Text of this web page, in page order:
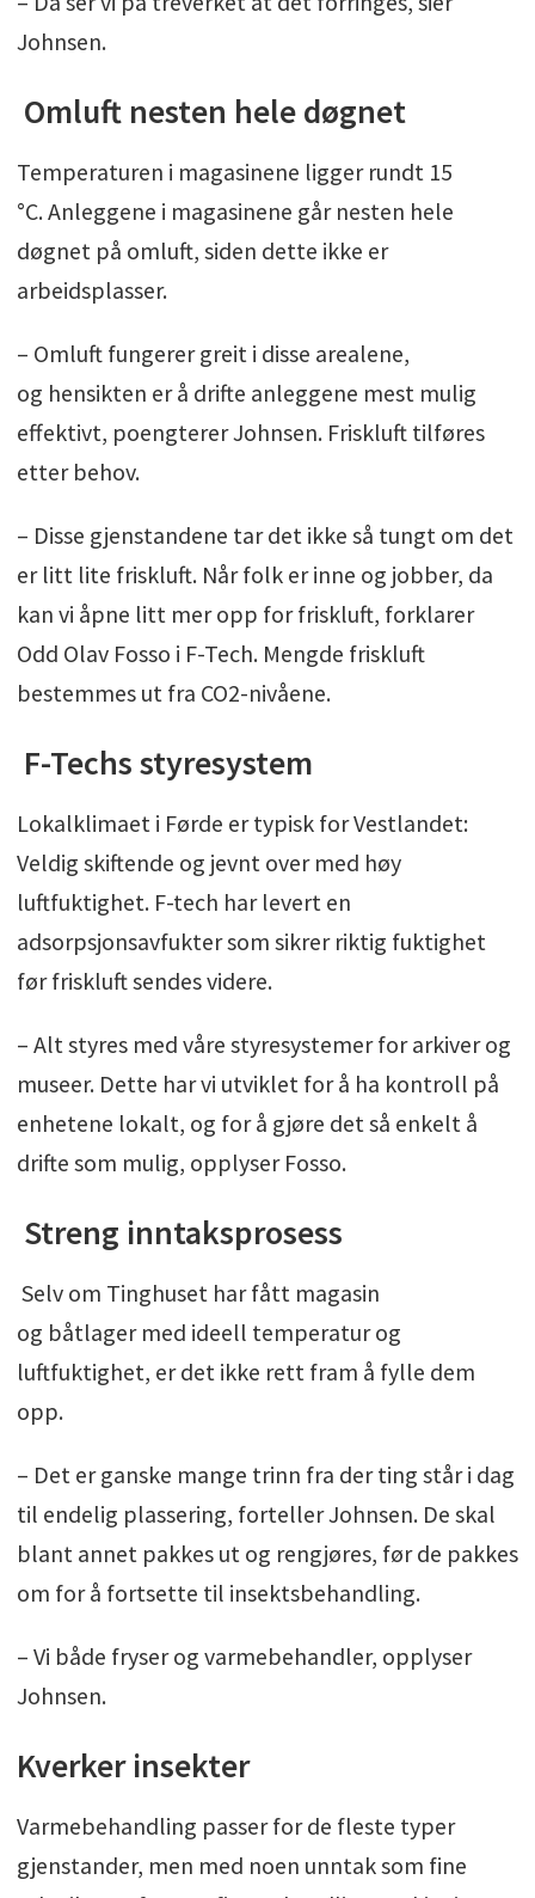
Johnsen.
Omluft nesten hele døgnet
Temperaturen i magasinene ligger rundt 15
°C. Anleggene i magasinene går nesten hele
døgnet på omluft, siden dette ikke er
arbeidsplasser.
– Omluft fungerer greit i disse arealene,
og hensikten er å drifte anleggene mest mulig
effektivt, poengterer Johnsen. Friskluft tilføres
etter behov.
– Disse gjenstandene tar det ikke så tungt om det
er litt lite friskluft. Når folk er inne og jobber, da
kan vi åpne litt mer opp for friskluft, forklarer
Odd Olav Fosso i F-Tech. Mengde friskluft
bestemmes ut fra CO2-nivåene.
F-Techs styresystem
Lokalklimaet i Førde er typisk for Vestlandet:
Veldig skiftende og jevnt over med høy
luftfuktighet. F-tech har levert en
adsorpsjonsavfukter som sikrer riktig fuktighet
før friskluft sendes videre.
– Alt styres med våre styresystemer for arkiver og
museer. Dette har vi utviklet for å ha kontroll på
enhetene lokalt, og for å gjøre det så enkelt å
drifte som mulig, opplyser Fosso.
Streng inntaksprosess
Selv om Tinghuset har fått magasin
og båtlager med ideell temperatur og
luftfuktighet, er det ikke rett fram å fylle dem
opp.
– Det er ganske mange trinn fra der ting står i dag
til endelig plassering, forteller Johnsen. De skal
blant annet pakkes ut og rengjøres, før de pakkes
om for å fortsette til insektsbehandling.
– Vi både fryser og varmebehandler, opplyser
Johnsen.
Kverker insekter
Varmebehandling passer for de fleste typer
gjenstander, men med noen unntak som fine